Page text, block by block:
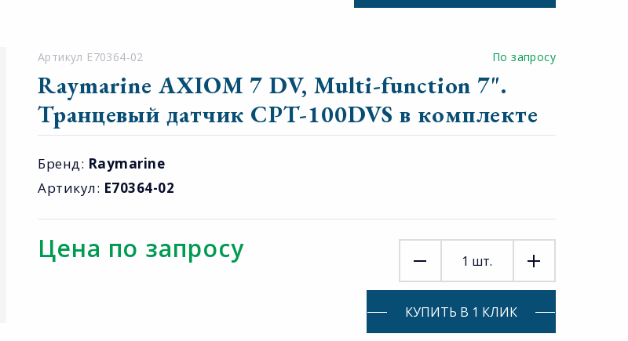
Артикул E70364-02 По запросу
Raymarine AXIOM 7 DV, Multi-function 7".
Транцевый датчик CPT-100DVS в комплекте
Бренд: Raymarine
Артикул: E70364-02
Цена по запросу 1 шт.
КУПИТЬ В 1 КЛИК